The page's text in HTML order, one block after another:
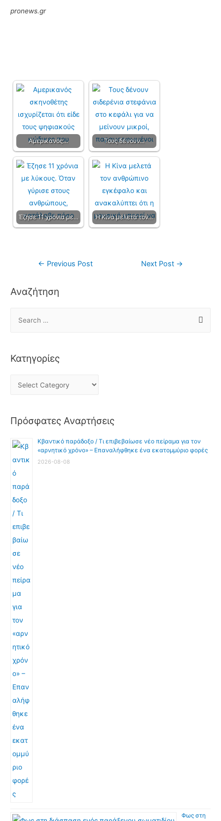
pronews.gr
Αμερικανός… Τους δένουν…
Έζησε 11 χρόνια με… Η Κίνα μελετά τον…
← Previous Post Next Post →
Αναζήτηση
Κατηγορίες
Πρόσφατες Αναρτήσεις
Κβαντικό παράδοξο / Τι επιβεβαίωσε νέο πείραμα για τον
«αρνητικό χρόνο» – Επαναλήφθηκε ένα εκατομμύριο φορές
2026-08-08
Φως στη